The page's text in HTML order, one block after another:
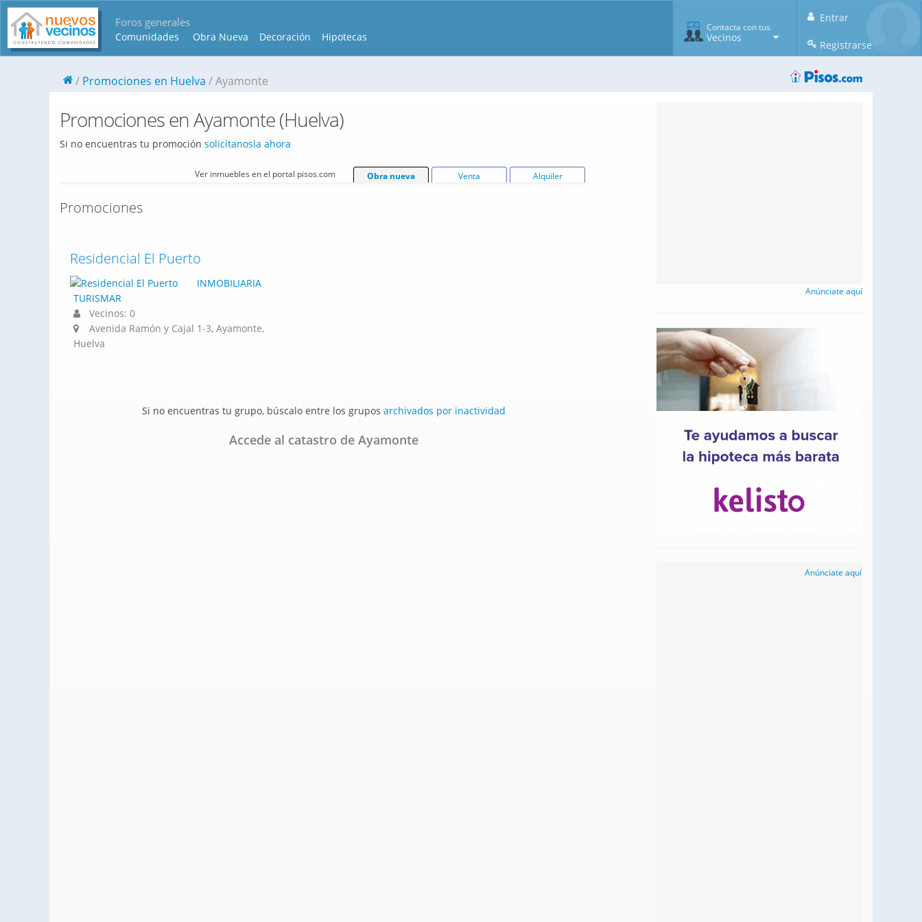
Foros generales
Comunidades Obra Nueva Decoración Hipotecas
Entrar
Registrarse
Contacta con tus
Vecinos
Promociones en Huelva Ayamonte
Promociones en Ayamonte (Huelva)
Si no encuentras tu promoción solicítanosla ahora
Ver inmuebles en el portal pisos.com Obra nueva Venta Alquiler
Promociones
Residencial El Puerto
INMOBILIARIA
TURISMAR
Vecinos: 0
Avenida Ramón y Cajal 1-3, Ayamonte,
Huelva
Si no encuentras tu grupo, búscalo entre los grupos archivados por inactividad
Accede al catastro de Ayamonte
Anúnciate aquí
Anúnciate aquí